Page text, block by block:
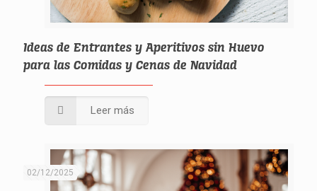
Ideas de Entrantes y Aperitivos sin Huevo
para las Comidas y Cenas de Navidad
Leer más
02/12/2025